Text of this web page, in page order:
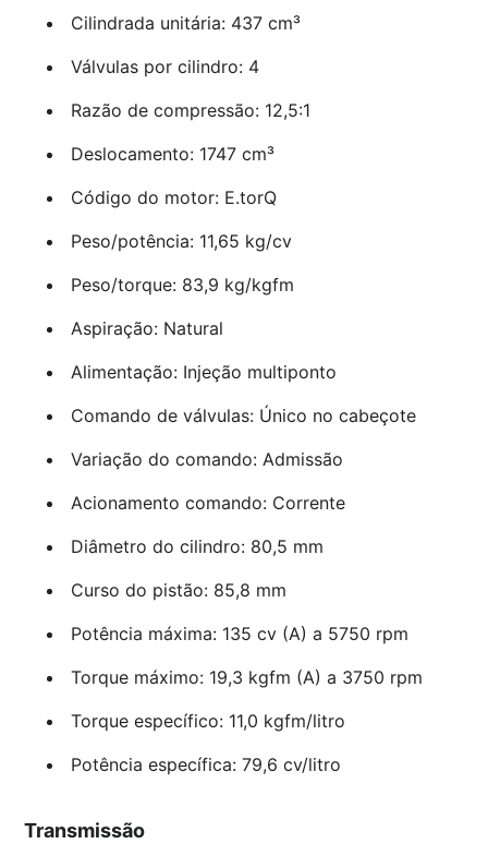
Cilindrada unitária: 437 cm³
Válvulas por cilindro: 4
Razão de compressão: 12,5:1
Deslocamento: 1747 cm³
Código do motor: E.torQ
Peso/potência: 11,65 kg/cv
Peso/torque: 83,9 kg/kgfm
Aspiração: Natural
Alimentação: Injeção multiponto
Comando de válvulas: Único no cabeçote
Variação do comando: Admissão
Acionamento comando: Corrente
Diâmetro do cilindro: 80,5 mm
Curso do pistão: 85,8 mm
Potência máxima: 135 cv (A) a 5750 rpm
Torque máximo: 19,3 kgfm (A) a 3750 rpm
Torque específico: 11,0 kgfm/litro
Potência específica: 79,6 cv/litro
Transmissão